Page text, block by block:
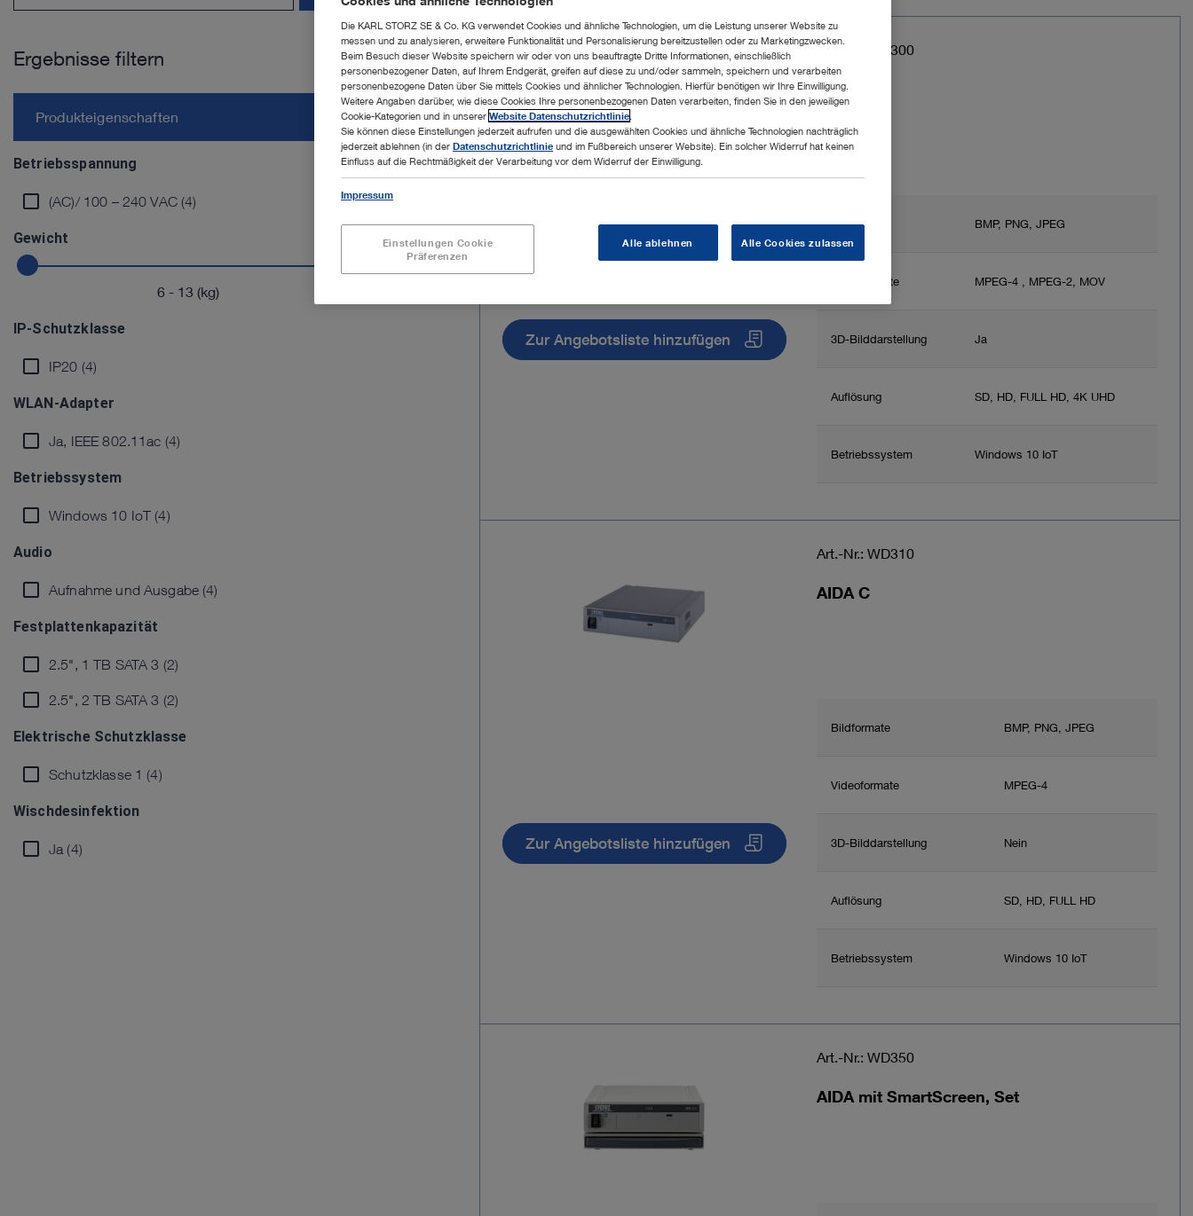
Art.-Nr.: WD300
AIDA
Bildformate BMP, PNG, JPEG
Videoformate MPEG-4 , MPEG-2, MOV
3D-Bilddarstellung Ja
Auflösung SD, HD, FULL HD, 4K UHD
Betriebssystem Windows 10 IoT
Zur Angebotsliste hinzufügen
Art.-Nr.: WD310
AIDA C
Bildformate BMP, PNG, JPEG
Videoformate MPEG-4
3D-Bilddarstellung Nein
Auflösung SD, HD, FULL HD
Betriebssystem Windows 10 IoT
Zur Angebotsliste hinzufügen
Art.-Nr.: WD350
AIDA mit SmartScreen, Set
Ergebnisse filtern
Produkteigenschaften
Betriebsspannung
(AC)/ 100 – 240 VAC (4)
Gewicht
6 - 13 (kg)
IP-Schutzklasse
IP20 (4)
WLAN-Adapter
Ja, IEEE 802.11ac (4)
Betriebssystem
Windows 10 IoT (4)
Audio
Aufnahme und Ausgabe (4)
Festplattenkapazität
2.5", 1 TB SATA 3 (2)
2.5", 2 TB SATA 3 (2)
Elektrische Schutzklasse
Schutzklasse 1 (4)
Wischdesinfektion
Ja (4)
Die KARL STORZ SE & Co. KG verwendet Cookies und ähnliche Technologien, um die Leistung unserer Website zu
messen und zu analysieren, erweitere Funktionalität und Personalisierung bereitzustellen oder zu Marketingzwecken.
Beim Besuch dieser Website speichern wir oder von uns beauftragte Dritte Informationen, einschließlich
personenbezogener Daten, auf Ihrem Endgerät, greifen auf diese zu und/oder sammeln, speichern und verarbeiten
personenbezogene Daten über Sie mittels Cookies und ähnlicher Technologien. Hierfür benötigen wir Ihre Einwilligung.
Weitere Angaben darüber, wie diese Cookies Ihre personenbezogenen Daten verarbeiten, finden Sie in den jeweiligen
Cookie-Kategorien und in unserer Website Datenschutzrichtlinie
Sie können diese Einstellungen jederzeit aufrufen und die ausgewählten Cookies und ähnliche Technologien nachträglich
jederzeit ablehnen (in der Datenschutzrichtlinie und im Fußbereich unserer Website). Ein solcher Widerruf hat keinen
Einfluss auf die Rechtmäßigkeit der Verarbeitung vor dem Widerruf der Einwilligung.
Impressum
Einstellungen Cookie
Präferenzen
Alle ablehnen Alle Cookies zulassen